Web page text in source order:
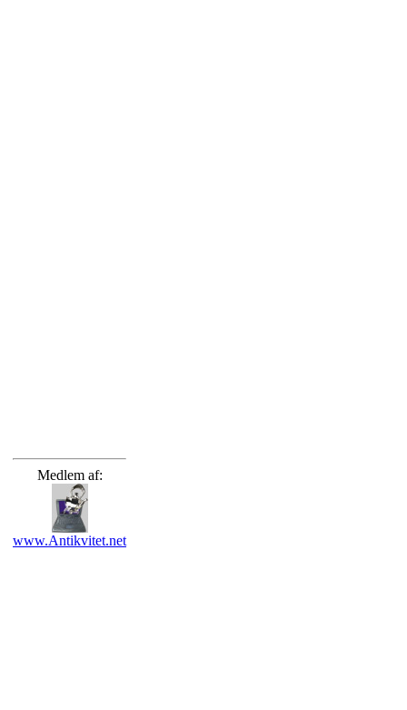
Medlem af:
www.Antikvitet.net